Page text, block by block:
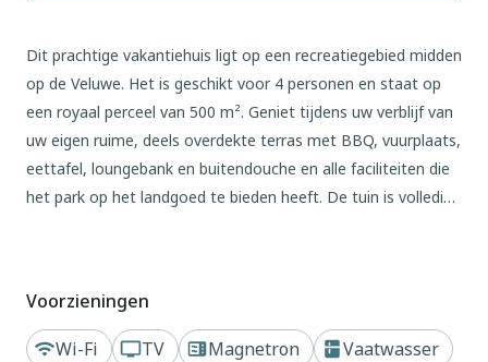
Dit prachtige vakantiehuis ligt op een recreatiegebied midden
op de Veluwe. Het is geschikt voor 4 personen en staat op
een royaal perceel van 500 m². Geniet tijdens uw verblijf van
uw eigen ruime, deels overdekte terras met BBQ, vuurplaats,
eettafel, loungebank en buitendouche en alle faciliteiten die
het park op het landgoed te bieden heeft. De tuin is volledig
De omgeving leent zich uitstekend voor prachtige
Voorzieningen
Wi-Fi
TV Magnetron
Vaatwasser